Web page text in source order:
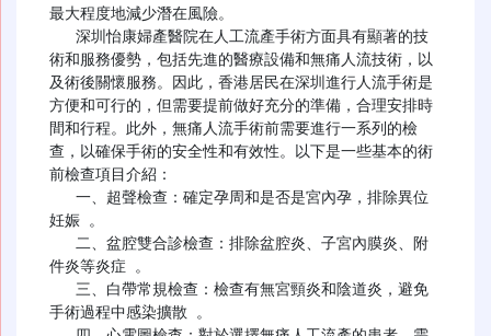
最大程度地減少潛在風險。
術和服務優勢，包括先進的醫療設備和無痛人流技術，以
及術後關懷服務。因此，香港居民在深圳進行人流手術是
方便和可行的，但需要提前做好充分的準備，合理安排時
間和行程。此外，無痛人流手術前需要進行一系列的檢
查，以確保手術的安全性和有效性。以下是一些基本的術
前檢查項目介紹：
妊娠 。
件炎等炎症 。
手術過程中感染擴散 。